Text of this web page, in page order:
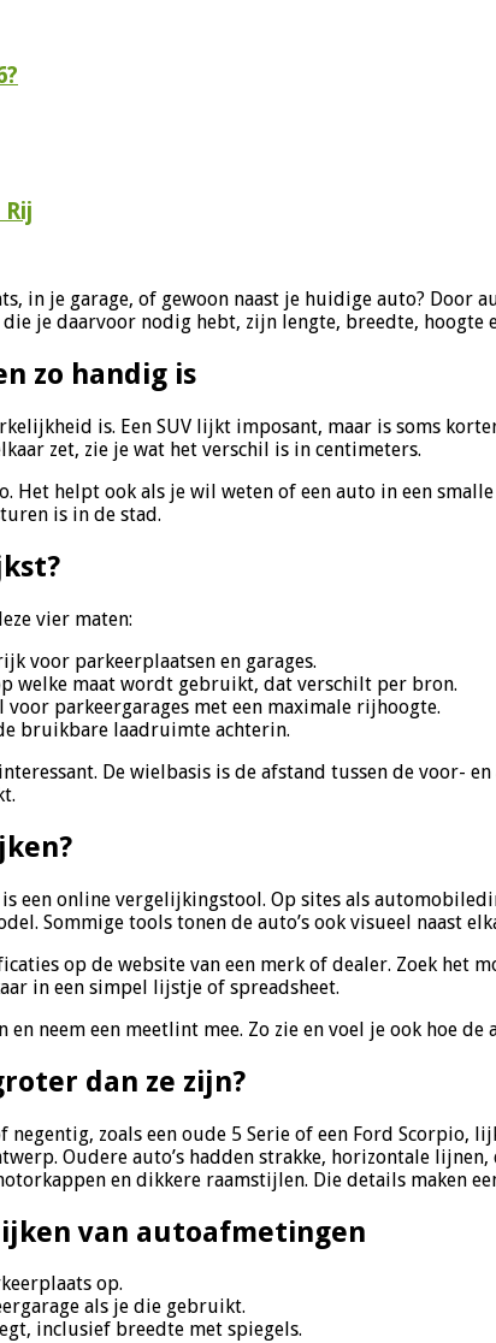
in je garage, of gewoon naast je huidige auto? Door
je daarvoor nodig hebt, zijn lengte, breedte, hoogte
zo handig is
is. Een SUV lijkt imposant, maar is soms
zet, zie je wat het verschil is in centimeters.
Het helpt ook als je wil weten of een auto in een
is in de stad.
vier maten:
voor parkeerplaatsen en garages.
welke maat wordt gebruikt, dat verschilt per bron.
parkeergarages met een maximale rijhoogte.
bruikbare laadruimte achterin.
De wielbasis is de afstand tussen de voor-
een online vergelijkingstool. Op sites als
Sommige tools tonen de auto’s ook visueel naast
op de website van een merk of dealer. Zoek het
in een simpel lijstje of spreadsheet.
neem een meetlint mee. Zo zie en voel je ook hoe
dan ze zijn?
negentig, zoals een oude 5 Serie of een Ford
Oudere auto’s hadden strakke, horizontale
en dikkere raamstijlen. Die details maken
van autoafmetingen
op.
als je die gebruikt.
inclusief breedte met spiegels.